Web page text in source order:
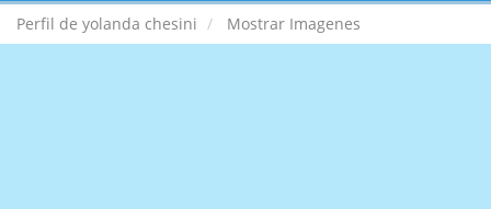
Perfil de yolanda chesini Mostrar Imagenes